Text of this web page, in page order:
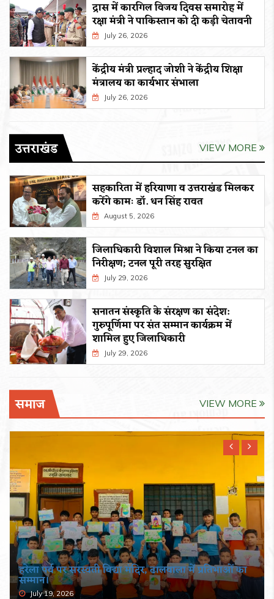
द्रास में कारगिल विजय दिवस समारोह में
रक्षा मंत्री ने पाकिस्तान को दी कड़ी चेतावनी
July 26, 2026
केंद्रीय मंत्री प्रल्हाद जोशी ने केंद्रीय शिक्षा
मंत्रालय का कार्यभार संभाला
July 26, 2026
उत्तराखंड VIEW MORE
सहकारिता में हरियाणा व उत्तराखंड मिलकर
करेंगे कामः डाॅ. धन सिंह रावत
August 5, 2026
जिलाधिकारी विशाल मिश्रा ने किया टनल का
निरीक्षण; टनल पूरी तरह सुरक्षित
July 29, 2026
सनातन संस्कृति के संरक्षण का संदेश:
गुरुपूर्णिमा पर संत सम्मान कार्यक्रम में
शामिल हुए जिलाधिकारी
July 29, 2026
समाज VIEW MORE
हरेला पर्व पर सरस्वती विद्या मंदिर, ढालवाला में प्रतिभाओं का
सम्मान।
July 19, 2026